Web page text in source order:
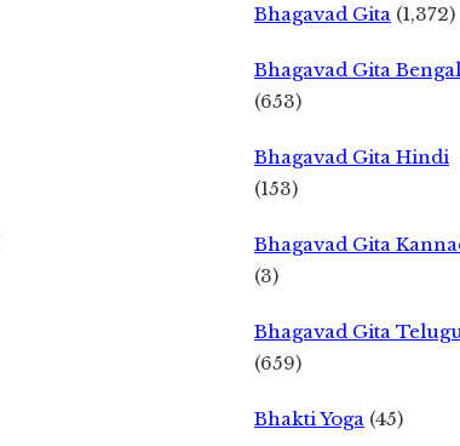
Bhagavad Gita (1,372)
Bhagavad Gita
(653)
Bhagavad Gita Hindi
(153)
Bhagavad Gita
(3)
Bhagavad Gita
(659)
Bhakti Yoga (45)